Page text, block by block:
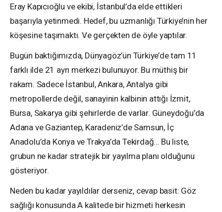
Eray Kapıcıoğlu ve ekibi, İstanbul’da elde ettikleri
başarıyla yetinmedi. Hedef, bu uzmanlığı Türkiye’nin her
köşesine taşımaktı. Ve gerçekten de öyle yaptılar.
Bugün baktığımızda, Dünyagöz’ün Türkiye’de tam 11
farklı ilde 21 ayrı merkezi bulunuyor. Bu müthiş bir
rakam. Sadece İstanbul, Ankara, Antalya gibi
metropollerde değil, sanayinin kalbinin attığı İzmit,
Bursa, Sakarya gibi şehirlerde de varlar. Güneydoğu’da
Adana ve Gaziantep, Karadeniz’de Samsun, İç
Anadolu’da Konya ve Trakya’da Tekirdağ… Bu liste,
grubun ne kadar stratejik bir yayılma planı olduğunu
gösteriyor.
Neden bu kadar yayıldılar derseniz, cevap basit: Göz
sağlığı konusunda A kalitede bir hizmeti herkesin